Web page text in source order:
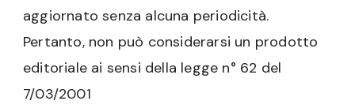
aggiornato senza alcuna periodicità.
Pertanto, non può considerarsi un prodotto
editoriale ai sensi della legge n° 62 del
7/03/2001